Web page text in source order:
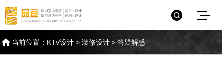
当前位置： KTV设计 >装修设计 >答疑解惑